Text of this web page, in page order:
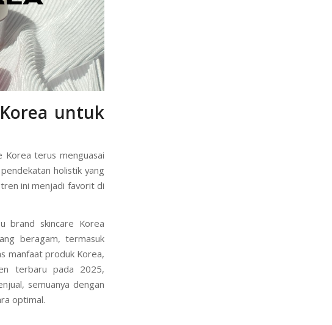
untuk
terus menguasai
ini menjadi favorit di
brand skincare Korea
beragam, termasuk
manfaat produk Korea,